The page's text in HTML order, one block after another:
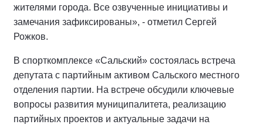
жителями города. Все озвученные инициативы и
замечания зафиксированы», - отметил Сергей
Рожков.
В спорткомплексе «Сальский» состоялась встреча
депутата с партийным активом Сальского местного
отделения партии. На встрече обсудили ключевые
вопросы развития муниципалитета, реализацию
партийных проектов и актуальные задачи на